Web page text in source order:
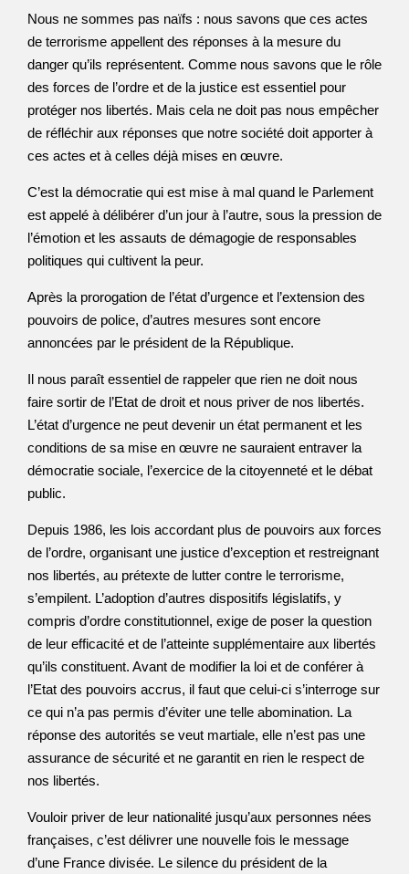
Nous ne sommes pas naïfs : nous savons que ces actes
de terrorisme appellent des réponses à la mesure du
danger qu’ils représentent. Comme nous savons que le rôle
des forces de l’ordre et de la justice est essentiel pour
protéger nos libertés. Mais cela ne doit pas nous empêcher
de réfléchir aux réponses que notre société doit apporter à
ces actes et à celles déjà mises en œuvre.
C’est la démocratie qui est mise à mal quand le Parlement
est appelé à délibérer d’un jour à l’autre, sous la pression de
l’émotion et les assauts de démagogie de responsables
politiques qui cultivent la peur.
Après la prorogation de l’état d’urgence et l’extension des
pouvoirs de police, d’autres mesures sont encore
annoncées par le président de la République.
Il nous paraît essentiel de rappeler que rien ne doit nous
faire sortir de l’Etat de droit et nous priver de nos libertés.
L’état d’urgence ne peut devenir un état permanent et les
conditions de sa mise en œuvre ne sauraient entraver la
démocratie sociale, l’exercice de la citoyenneté et le débat
public.
Depuis 1986, les lois accordant plus de pouvoirs aux forces
de l’ordre, organisant une justice d’exception et restreignant
nos libertés, au prétexte de lutter contre le terrorisme,
s’empilent. L’adoption d’autres dispositifs législatifs, y
compris d’ordre constitutionnel, exige de poser la question
de leur efficacité et de l’atteinte supplémentaire aux libertés
qu’ils constituent. Avant de modifier la loi et de conférer à
l’Etat des pouvoirs accrus, il faut que celui-ci s’interroge sur
ce qui n’a pas permis d’éviter une telle abomination. La
réponse des autorités se veut martiale, elle n’est pas une
assurance de sécurité et ne garantit en rien le respect de
nos libertés.
Vouloir priver de leur nationalité jusqu’aux personnes nées
françaises, c’est délivrer une nouvelle fois le message
d’une France divisée. Le silence du président de la